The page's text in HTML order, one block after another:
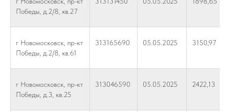
Победы, д.2/8, кв.27
г Новомосковск, пр-кт
Победы, д.2/8, кв.61
313165690 05.05.2025 3150,97
г Новомосковск, пр-кт
Победы, д.3, кв.25
313046590 05.05.2025 2422,13